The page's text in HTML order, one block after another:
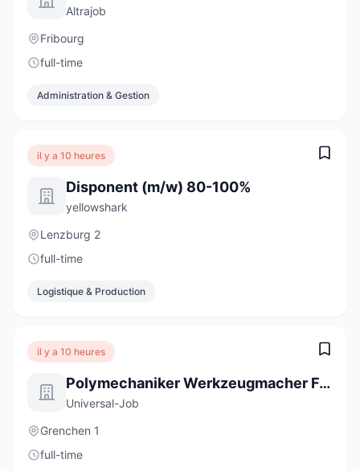
Altrajob
Fribourg
full-time
Administration & Gestion
il y a 10 heures
Disponent (m/w) 80-100%
yellowshark
Lenzburg 2
full-time
Logistique & Production
il y a 10 heures
Polymechaniker Werkzeugmacher Formenbau 100% (m/w/d)
Universal-Job
Grenchen 1
full-time